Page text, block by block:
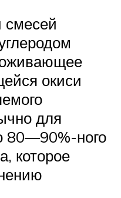
смесей
окиси
для
80—90%-ного
которое